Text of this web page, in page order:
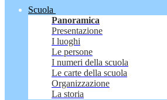
Scuola
Panoramica
Presentazione
I luoghi
Le persone
I numeri della scuola
Le carte della scuola
Organizzazione
La storia